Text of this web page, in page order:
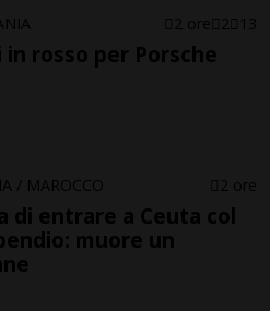
2 ore 2 13
in rosso per Porsche
/ MAROCCO 2 ore
di entrare a Ceuta col
muore un